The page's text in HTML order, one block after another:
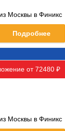
Москвы в Финикс
Подробнее
от 72480 ₽
Москвы в Финикс